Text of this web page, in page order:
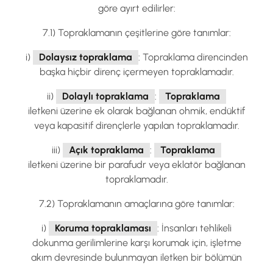
göre ayırt edilirler:
7.1) Topraklamanın çeşitlerine göre tanımlar:
i) Dolaysız topraklama : Topraklama direncinden
başka hiçbir direnç içermeyen topraklamadır.
ii) Dolaylı topraklama :
Topraklama
iletkeni üzerine ek olarak bağlanan ohmik, endüktif
veya kapasitif dirençlerle yapılan topraklamadır.
iii) Açık topraklama :
Topraklama
iletkeni üzerine bir parafudr veya eklatör bağlanan
topraklamadır.
7.2) Topraklamanın amaçlarına göre tanımlar:
i) Koruma topraklaması : İnsanları tehlikeli
dokunma gerilimlerine karşı korumak için, işletme
akım devresinde bulunmayan iletken bir bölümün